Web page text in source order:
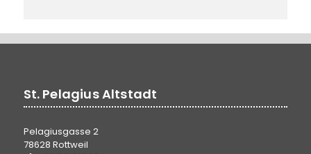
St. Pelagius Altstadt
Pelagiusgasse 2
78628 Rottweil